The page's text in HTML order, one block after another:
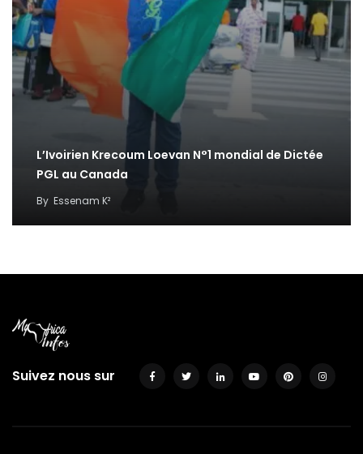
L’Ivoirien Krecoum Loevan N°1 mondial de Dictée
PGL au Canada
By Essenam K²
Suivez nous sur